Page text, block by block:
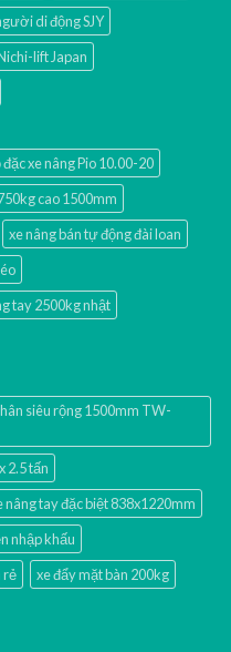
di động SJY
lift Japan
đặc xe nâng Pio 10.00-20
cao 1500mm
xe nâng bán tự động đài loan
tay 2500kg nhật
siêu rộng 1500mm TW-
2.5 tấn
nâng tay đặc biệt 838x1220mm
nhập khấu
rẻ
xe đẩy mặt bàn 200kg